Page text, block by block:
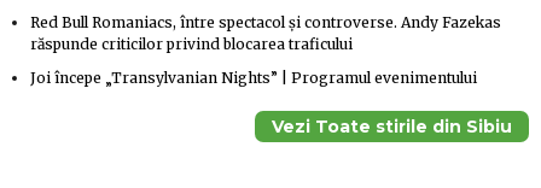
Red Bull Romaniacs, între spectacol și controverse. Andy Fazekas
răspunde criticilor privind blocarea traficului
Joi începe „Transylvanian Nights” | Programul evenimentului
Vezi Toate stirile din Sibiu